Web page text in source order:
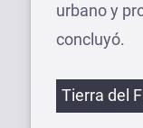
urbano y
concluyó.
Etiquetas
Tierra del